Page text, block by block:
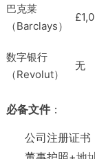
巴克莱
（Barclays）
数字银行
（Revolut）
无
必备文件：
公司注册证